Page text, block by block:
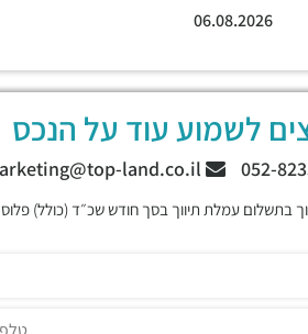
לשמוע עוד על הנכס
בתשלום עמלת תיווך בסך חודש שכ״ד (כולל) פלוס